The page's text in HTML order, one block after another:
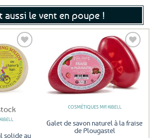
aussi le vent en poupe !
Ajouter
aux
favoris
solide au
Ajouter
favoris
COSMÉTIQUES MA KIBELL
Galet de savon naturel à la fraise
de Plougastel